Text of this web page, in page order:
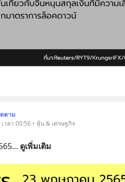
ตาม
วลา 00:56 • หุ้น & เศรษฐกิจ
... ดูเพิ่มเติม